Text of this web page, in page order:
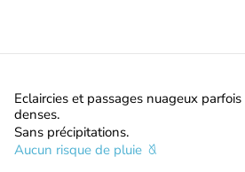
Eclaircies et passages nuageux parfois
denses.
Sans précipitations.
Aucun risque de pluie